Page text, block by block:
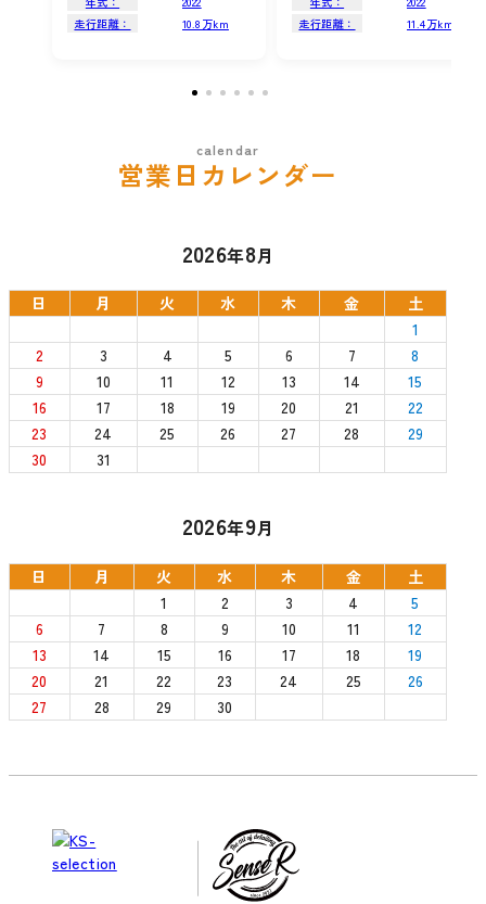
走行距離：
10.8万km
走行距離：
11.4万km
営業日カレンダー
2026年8月
日 月 火 水 木 金
土
1
2
3 4 5 6 7
8
9
10 11 12 13 14
15
16
17 18 19 20 21
22
23
24 25 26 27 28
29
30
31
2026年9月
日 月 火 水 木 金
土
1
2 3 4
5
6
7 8 9 10 11
12
13
14 15 16 17 18
19
20
21 22 23 24 25
26
27
28 29 30